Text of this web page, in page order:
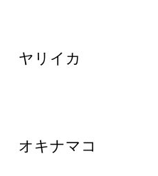
ヤリイカ
オキナマコ